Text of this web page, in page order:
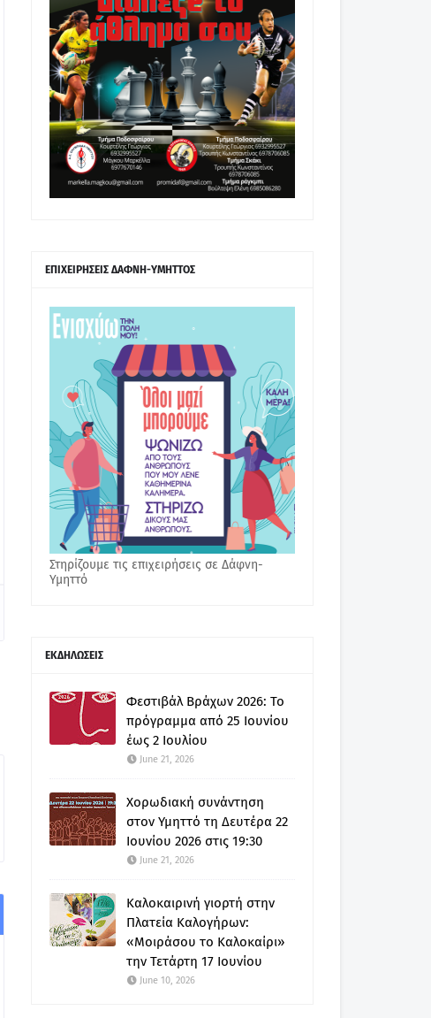
ΕΠΙΧΕΙΡΗΣΕΙΣ ΔΑΦΝΗ-ΥΜΗΤΤΟΣ
Στηρίζουμε τις επιχειρήσεις σε Δάφνη-
Υμηττό
ΕΚΔΗΛΩΣΕΙΣ
Φεστιβάλ Βράχων 2026: Το
πρόγραμμα από 25 Ιουνίου
έως 2 Ιουλίου
June 21, 2026
Χορωδιακή συνάντηση
στον Υμηττό τη Δευτέρα 22
Ιουνίου 2026 στις 19:30
June 21, 2026
Καλοκαιρινή γιορτή στην
Πλατεία Καλογήρων:
«Μοιράσου το Καλοκαίρι»
την Τετάρτη 17 Ιουνίου
June 10, 2026